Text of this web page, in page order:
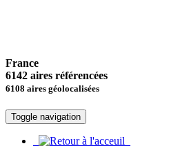
France
6142 aires référencées
6108 aires géolocalisées
Toggle navigation